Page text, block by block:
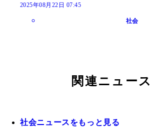
2025年08月22日 07:45
社会
関連ニュース
社会ニュースをもっと見る